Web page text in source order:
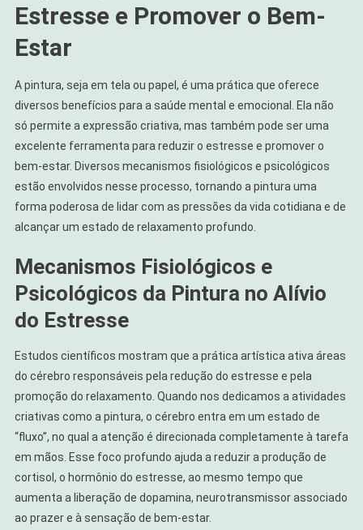
Estresse e Promover o Bem-
Estar
A pintura, seja em tela ou papel, é uma prática que oferece
diversos benefícios para a saúde mental e emocional. Ela não
só permite a expressão criativa, mas também pode ser uma
excelente ferramenta para reduzir o estresse e promover o
bem-estar. Diversos mecanismos fisiológicos e psicológicos
estão envolvidos nesse processo, tornando a pintura uma
forma poderosa de lidar com as pressões da vida cotidiana e de
alcançar um estado de relaxamento profundo.
Mecanismos Fisiológicos e
Psicológicos da Pintura no Alívio
do Estresse
Estudos científicos mostram que a prática artística ativa áreas
do cérebro responsáveis pela redução do estresse e pela
promoção do relaxamento. Quando nos dedicamos a atividades
criativas como a pintura, o cérebro entra em um estado de
“fluxo”, no qual a atenção é direcionada completamente à tarefa
em mãos. Esse foco profundo ajuda a reduzir a produção de
cortisol, o hormônio do estresse, ao mesmo tempo que
aumenta a liberação de dopamina, neurotransmissor associado
ao prazer e à sensação de bem-estar.